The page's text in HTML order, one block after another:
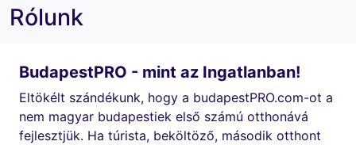
Rólunk
BudapestPRO - mint az Ingatlanban!
Eltökélt szándékunk, hogy a budapestPRO.com-ot a
nem magyar budapestiek első számú otthonává
fejlesztjük. Ha túrista, beköltöző, második otthont